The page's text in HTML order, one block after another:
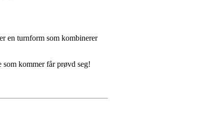
en turnform som kombinerer
kommer får prøvd seg!